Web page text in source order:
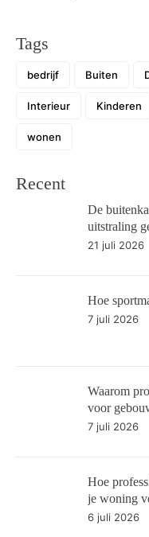
Tags
bedrijf Buiten
Interieur Kinderen
wonen
Recent
De
uitstraling
21 juli 2026
Hoe
7 juli 2026
Waarom
voor
7 juli 2026
Hoe
je woning
6 juli 2026